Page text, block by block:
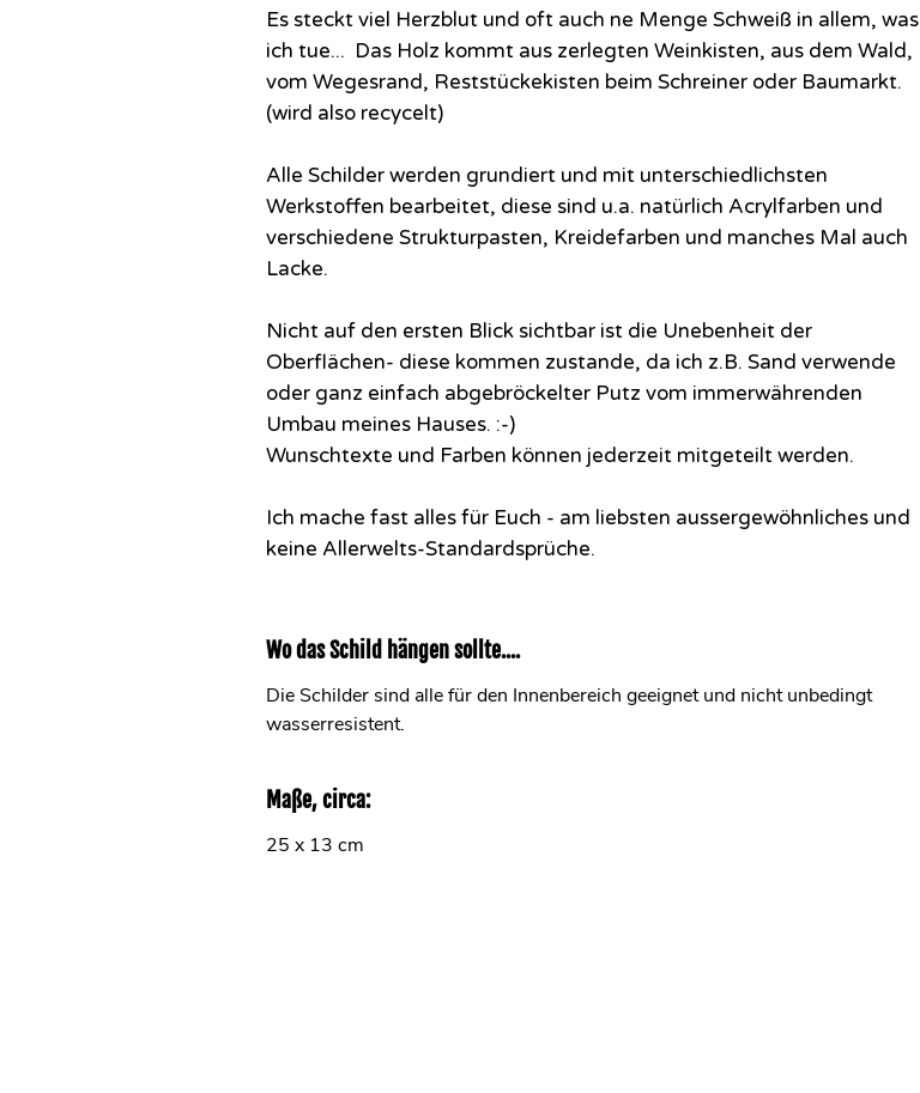
Es steckt viel Herzblut und oft auch ne Menge Schweiß in allem, was
ich tue... Das Holz kommt aus zerlegten Weinkisten, aus dem Wald,
vom Wegesrand, Reststückekisten beim Schreiner oder Baumarkt.
(wird also recycelt)
Alle Schilder werden grundiert und mit unterschiedlichsten
Werkstoffen bearbeitet, diese sind u.a. natürlich Acrylfarben und
verschiedene Strukturpasten, Kreidefarben und manches Mal auch
Lacke.
Nicht auf den ersten Blick sichtbar ist die Unebenheit der
Oberflächen- diese kommen zustande, da ich z.B. Sand verwende
oder ganz einfach abgebröckelter Putz vom immerwährenden
Umbau meines Hauses. :-)
Wunschtexte und Farben können jederzeit mitgeteilt werden.
Ich mache fast alles für Euch - am liebsten aussergewöhnliches und
keine Allerwelts-Standardsprüche.
Wo das Schild hängen sollte....
Die Schilder sind alle für den Innenbereich geeignet und nicht unbedingt
wasserresistent.
Maße, circa:
25 x 13 cm